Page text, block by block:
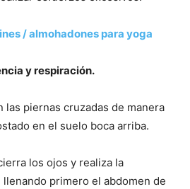
/ almohadones para yoga
y respiración.
las piernas cruzadas de manera
en el suelo boca arriba.
los ojos y realiza la
primero el abdomen de